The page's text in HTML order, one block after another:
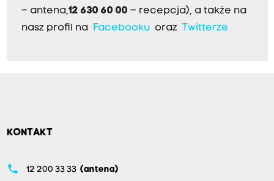
– antena,12 630 60 00 – recepcja), a także na
nasz profil na Facebookuoraz Twitterze
KONTAKT
phone 12 200 33 33 (antena)